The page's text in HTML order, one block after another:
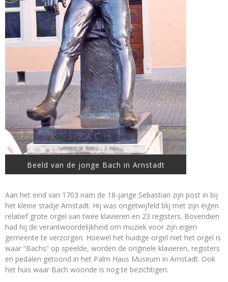
Beeld van de jonge Bach in Arnstadt
Aan het eind van 1703 nam de 18-jarige Sebastian zijn post in bij
het kleine stadje Arnstadt. Hij was ongetwijfeld blij met zijn eigen
relatief grote orgel van twee klavieren en 23 registers. Bovendien
had hij de verantwoordelijkheid om muziek voor zijn eigen
gemeente te verzorgen. Hoewel het huidige orgel niet het orgel is
waar “Bachs” op speelde, worden de originele klavieren, registers
en pedalen getoond in het Palm Haus Museum in Arnstadt. Ook
het huis waar Bach woonde is nog te bezichtigen.